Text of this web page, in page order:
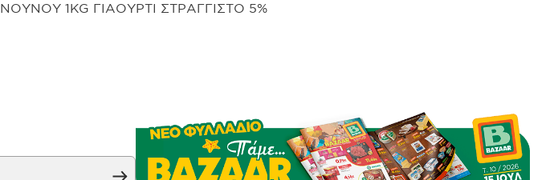
ΝΟΥΝΟΥ 1KG ΓΙΑΟΥΡΤΙ ΣΤΡΑΓΓΙΣΤΟ 5%